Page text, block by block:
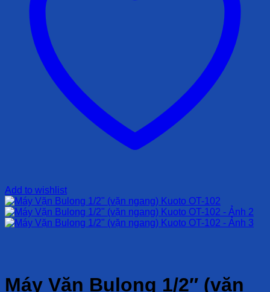
Add to wishlist
Máy Vặn Bulong 1/2″ (vặn